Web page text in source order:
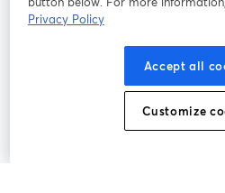
新しいタブで開く
プラッ
個人情報保護方針
Privacy Policy
Accept all
Customize